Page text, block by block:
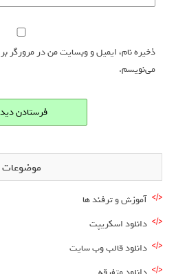
ذخیره نام، ایمیل و وبسایت من در مرورگر
می‌نویسم.
موضوعات
آموزش و ترفند ها
دانلود اسکریپت
دانلود قالب وب سایت